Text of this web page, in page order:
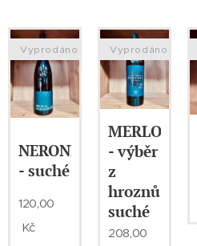
NERONET
- suché
Vyprodáno
120,00
Kč
MERLOT
- výběr
z
hroznů
suché
Vyprodáno
208,00